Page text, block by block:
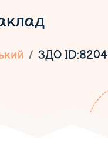
ЗДО ID:8204